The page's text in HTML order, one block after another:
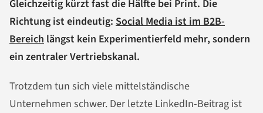
Gleichzeitig kürzt fast die Hälfte bei Print. Die
Richtung ist eindeutig: Social Media ist im B2B-
Bereich längst kein Experimentierfeld mehr, sondern
ein zentraler Vertriebskanal.
Trotzdem tun sich viele mittelständische
Unternehmen schwer. Der letzte LinkedIn-Beitrag ist